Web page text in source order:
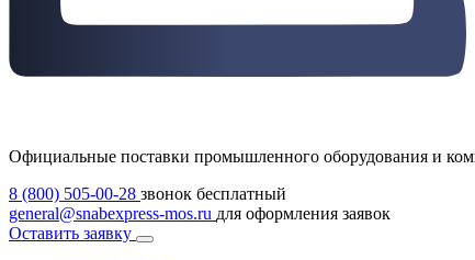
Официальные поставки промышленного оборудования и
8 (800) 505-00-28 звонок бесплатный
general@snabexpress-mos.ru для оформления заявок
Оставить заявку